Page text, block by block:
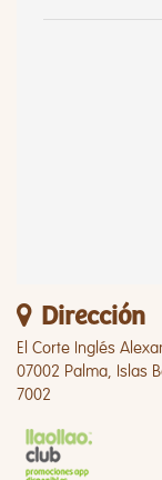
Dirección
El Corte Inglés
07002 Palma, Islas
7002